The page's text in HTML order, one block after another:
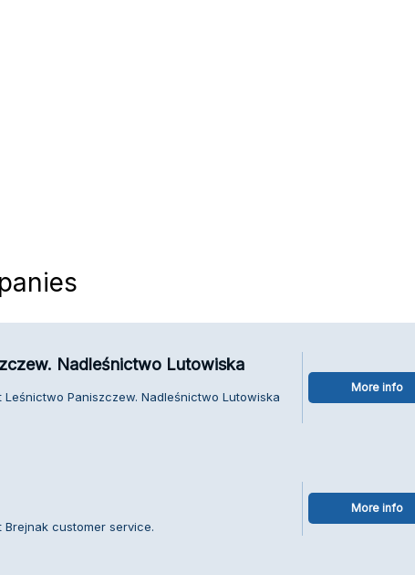
Nadleśnictwo Lutowiska
Paniszczew. Nadleśnictwo Lutowiska
More info
customer service.
More info